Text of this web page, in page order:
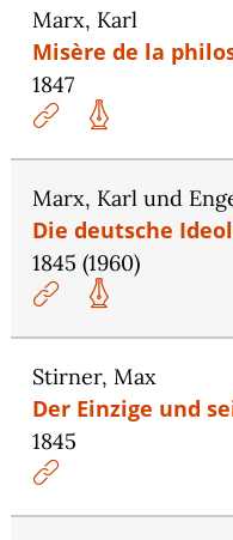
Marx, Karl
Misère de la
1847
Marx, Karl und
Die deutsche
1845 (1960)
Stirner, Max
Der Einzige und
1845